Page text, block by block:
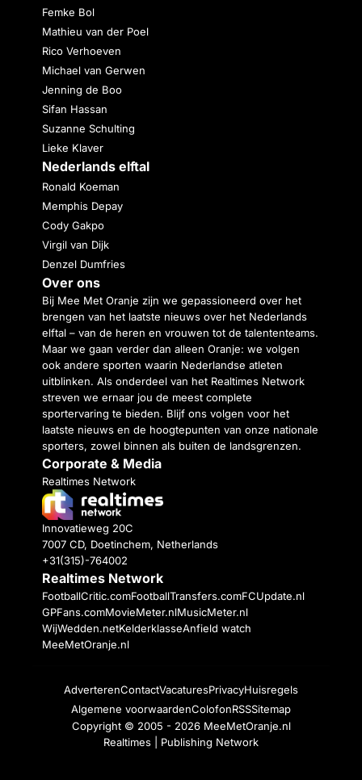
Femke Bol
Mathieu van der Poel
Rico Verhoeven
Michael van Gerwen
Jenning de Boo
Sifan Hassan
Suzanne Schulting
Lieke Klaver
Nederlands elftal
Ronald Koeman
Memphis Depay
Cody Gakpo
Virgil van Dijk
Denzel Dumfries
Over ons
Bij Mee Met Oranje zijn we gepassioneerd over het
brengen van het laatste nieuws over het Nederlands
elftal – van de heren en vrouwen tot de talententeams.
Maar we gaan verder dan alleen Oranje: we volgen
ook andere sporten waarin Nederlandse atleten
uitblinken. Als onderdeel van het Realtimes Network
streven we ernaar jou de meest complete
sportervaring te bieden. Blijf ons volgen voor het
laatste nieuws en de hoogtepunten van onze nationale
sporters, zowel binnen als buiten de landsgrenzen.
Corporate & Media
Realtimes Network
Innovatieweg 20C
7007 CD, Doetinchem, Netherlands
+31(315)-764002
Realtimes Network
FootballCritic.comFootballTransfers.comFCUpdate.nl
GPFans.comMovieMeter.nlMusicMeter.nl
WijWedden.netKelderklasseAnfield watch
MeeMetOranje.nl
AdverterenContactVacaturesPrivacyHuisregels
Algemene voorwaardenColofonRSSSitemap
Copyright © 2005 - 2026 MeeMetOranje.nl
Realtimes | Publishing Network